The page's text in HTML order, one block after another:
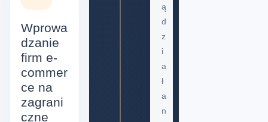
Wprowa
dzanie
firm e-
commer
ce na
zagrani
czne
ą
d
z
i
a
ł
a
n